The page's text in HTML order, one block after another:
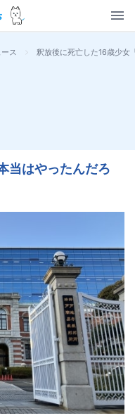
ス > 釈放後に死亡した16歳少女
当はやったんだろ